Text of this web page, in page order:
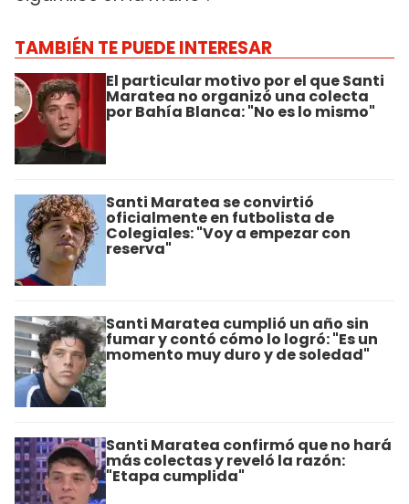
TAMBIÉN TE PUEDE INTERESAR
El particular motivo por el que Santi
Maratea no organizó una colecta
por Bahía Blanca: "No es lo mismo"
Santi Maratea se convirtió
oficialmente en futbolista de
Colegiales: "Voy a empezar con
reserva"
Santi Maratea cumplió un año sin
fumar y contó cómo lo logró: "Es un
momento muy duro y de soledad"
Santi Maratea confirmó que no hará
más colectas y reveló la razón:
"Etapa cumplida"